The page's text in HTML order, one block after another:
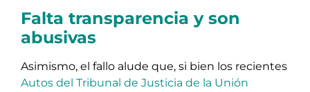
Falta transparencia y son
abusivas
Asimismo, el fallo alude que, si bien los recientes
Autos del Tribunal de Justicia de la Unión